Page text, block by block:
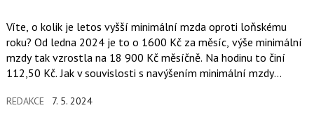
Víte, o kolik je letos vyšší minimální mzda oproti loňskému
roku? Od ledna 2024 je to o 1600 Kč za měsíc, výše minimální
mzdy tak vzrostla na 18 900 Kč měsíčně. Na hodinu to činí
112,50 Kč. Jak v souvislosti s navýšením minimální mzdy
pracovního portálu prace.cz.
REDAKCE 7. 5. 2024